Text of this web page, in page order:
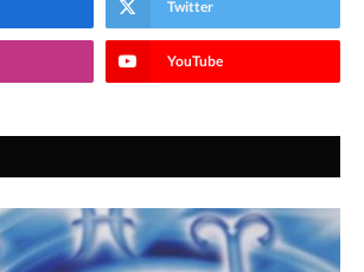
Twitter
YouTube